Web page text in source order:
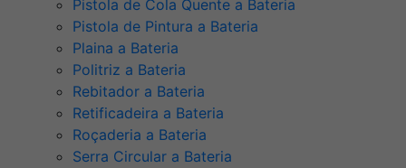
Pistola de Cola Quente a Bateria
Pistola de Pintura a Bateria
Plaina a Bateria
Politriz a Bateria
Rebitador a Bateria
Retificadeira a Bateria
Roçaderia a Bateria
Serra Circular a Bateria